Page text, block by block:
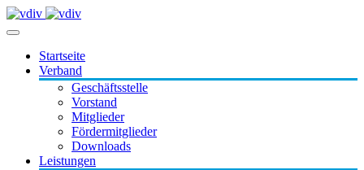
Startseite
Verband
Geschäftsstelle
Vorstand
Mitglieder
Fördermitglieder
Downloads
Leistungen